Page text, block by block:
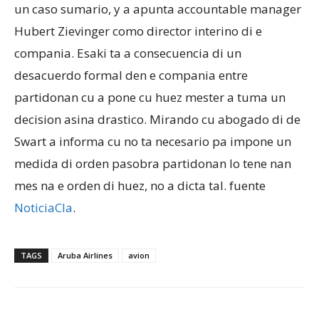
Aruba
un caso sumario, y a apunta accountable manager
Hubert Zievinger como director interino di e
compania. Esaki ta a consecuencia di un
desacuerdo formal den e compania entre
partidonan cu a pone cu huez mester a tuma un
decision asina drastico. Mirando cu abogado di de
Swart a informa cu no ta necesario pa impone un
medida di orden pasobra partidonan lo tene nan
mes na e orden di huez, no a dicta tal. fuente
NoticiaCla.
TAGS Aruba Airlines avion